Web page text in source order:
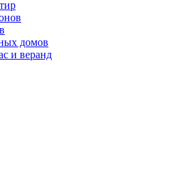
домов
и веранд